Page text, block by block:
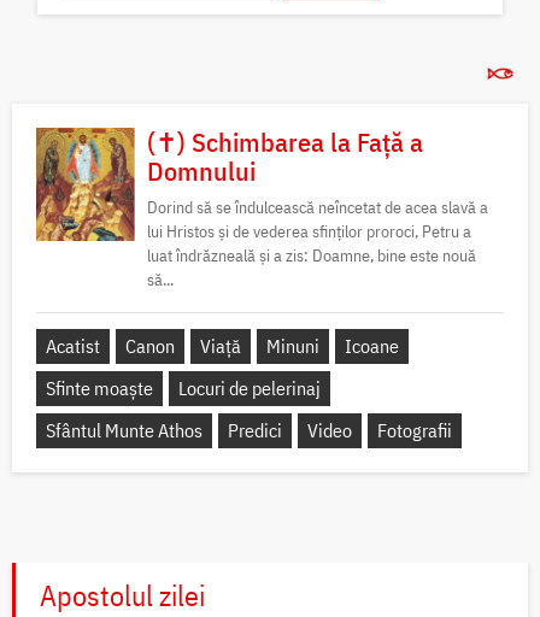
(✝) Schimbarea la Față a
Domnului
Dorind să se îndulcească neîncetat de acea slavă a
lui Hristos și de vederea sfinților proroci, Petru a
luat îndrăzneală și a zis: Doamne, bine este nouă
să...
Acatist Canon Viață Minuni
Icoane
Sfinte moaște
Locuri de pelerinaj
Sfântul Munte Athos
Predici Video Fotografii
Apostolul zilei